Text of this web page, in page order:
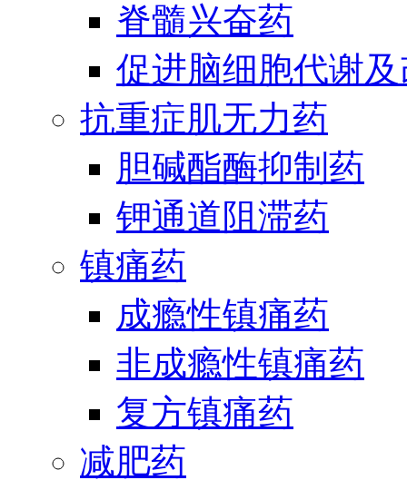
脊髓兴奋药
促进脑细胞代谢
抗重症肌无力药
胆碱酯酶抑制药
钾通道阻滞药
镇痛药
成瘾性镇痛药
非成瘾性镇痛药
复方镇痛药
减肥药